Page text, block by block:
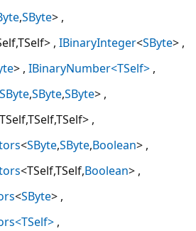
,SByte>
IBinaryInteger<SByte>
> IBinaryNumber<TSelf>
SByte,SByte,SByte>
<SByte,SByte,Boolean>
<TSelf,TSelf,Boolean>
<SByte>